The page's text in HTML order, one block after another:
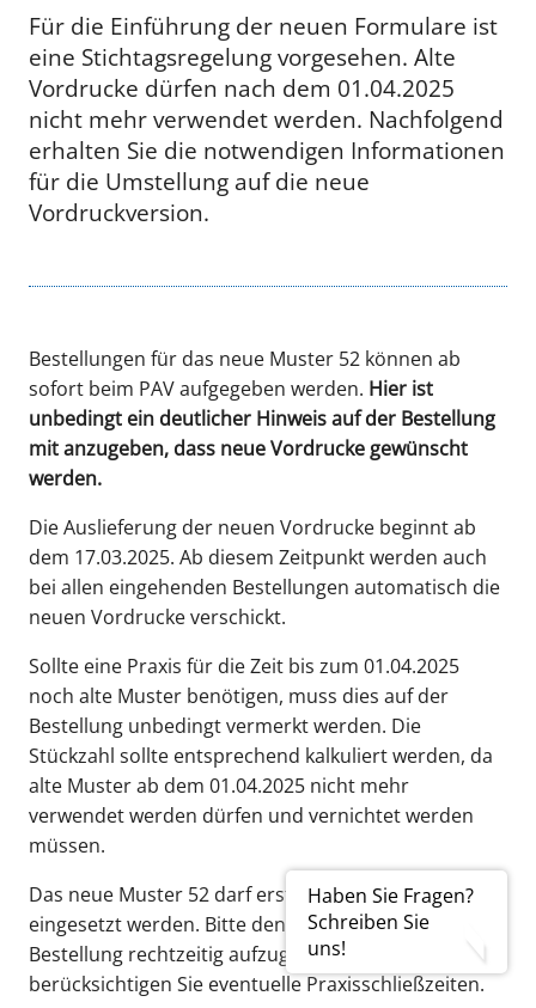
Haben Sie Fragen?
Schreiben Sie
uns!
Für die Einführung der neuen Formulare ist
eine Stichtagsregelung vorgesehen. Alte
Vordrucke dürfen nach dem 01.04.2025
nicht mehr verwendet werden. Nachfolgend
erhalten Sie die notwendigen Informationen
für die Umstellung auf die neue
Vordruckversion.
Bestellungen für das neue Muster 52 können ab
sofort beim PAV aufgegeben werden. Hier ist
unbedingt ein deutlicher Hinweis auf der Bestellung
mit anzugeben, dass neue Vordrucke gewünscht
werden.
Die Auslieferung der neuen Vordrucke beginnt ab
dem 17.03.2025. Ab diesem Zeitpunkt werden auch
bei allen eingehenden Bestellungen automatisch die
neuen Vordrucke verschickt.
Sollte eine Praxis für die Zeit bis zum 01.04.2025
noch alte Muster benötigen, muss dies auf der
Bestellung unbedingt vermerkt werden. Die
Stückzahl sollte entsprechend kalkuliert werden, da
alte Muster ab dem 01.04.2025 nicht mehr
verwendet werden dürfen und vernichtet werden
müssen.
Das neue Muster 52 darf erst ab dem 01.04.2025
eingesetzt werden. Bitte denken Sie daran, Ihre
Bestellung rechtzeitig aufzugeben und
berücksichtigen Sie eventuelle Praxisschließzeiten.